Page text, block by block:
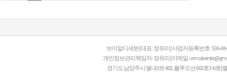
브이알디세븐 | 대표 : 정유리 | 사업자등록번호 : 536-69-
개인정보관리책임자 : 정유리 | 이메일 :
경기도 남양주시 별내3로 402, 블루오션 602호3-6호(